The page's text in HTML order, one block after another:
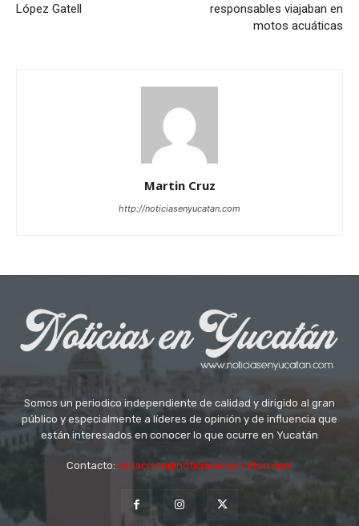
López Gatell
responsables viajaban en
motos acuáticas
Martin Cruz
http://noticiasenyucatan.com
Somos un periodico independiente de calidad y dirigido al gran
público y especialmente a líderes de opinión y de influencia que
están interesados en conocer lo que ocurre en Yucatán
Contacto: redaccion@noticiasenyucatan.com